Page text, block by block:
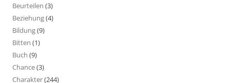
Beurteilen (3)
Beziehung(4)
Bildung(9)
Bitten (1)
Buch (9)
Chance(3)
Charakter(244)